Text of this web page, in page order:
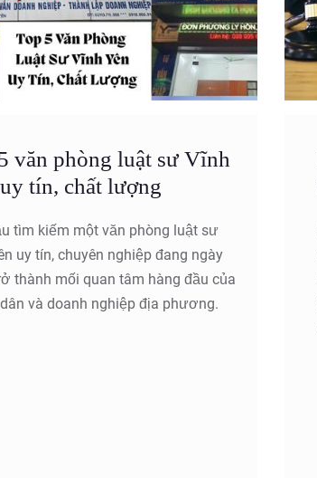
văn phòng luật sư Vĩnh
tín, chất lượng
tìm kiếm một văn phòng luật sư
uy tín, chuyên nghiệp đang ngày
thành mối quan tâm hàng đầu của
và doanh nghiệp địa phương.